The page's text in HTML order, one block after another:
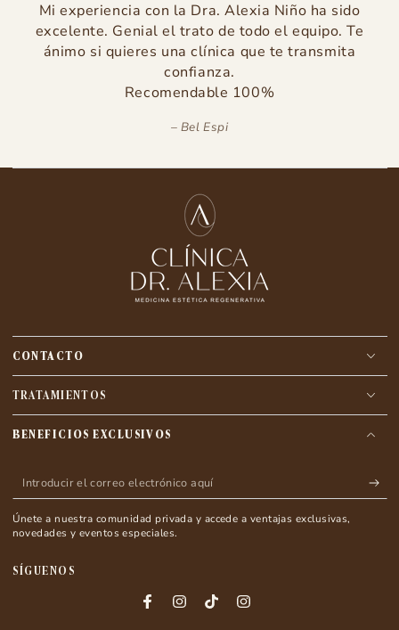
Mi experiencia con la Dra. Alexia Niño ha sido
excelente. Genial el trato de todo el equipo. Te
ánimo si quieres una clínica que te transmita
confianza.
Recomendable 100%
Bel Espi
CONTACTO
TRATAMIENTOS
BENEFICIOS EXCLUSIVOS
Introducir
el
correo
electrónico
Únete a nuestra comunidad privada y accede a ventajas exclusivas,
novedades y eventos especiales.
SÍGUENOS
FacebookInstagramTikTokInstagram